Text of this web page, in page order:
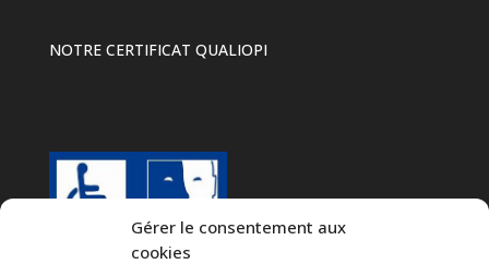
Gérer le consentement aux
cookies
NOTRE CERTIFICAT QUALIOPI